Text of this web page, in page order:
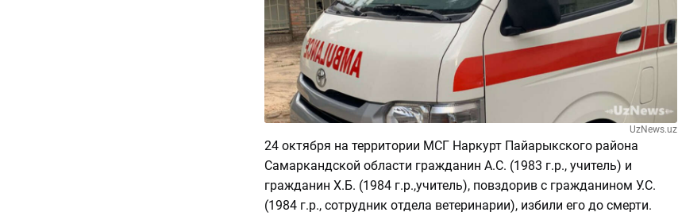
UzNews.uz
24 октября на территории МСГ Наркурт Пайарыкского района
Самаркандской области гражданин А.С. (1983 г.р., учитель) и
гражданин Х.Б. (1984 г.р.,учитель), повздорив с гражданином У.С.
(1984 г.р., сотрудник отдела ветеринарии), избили его до смерти.